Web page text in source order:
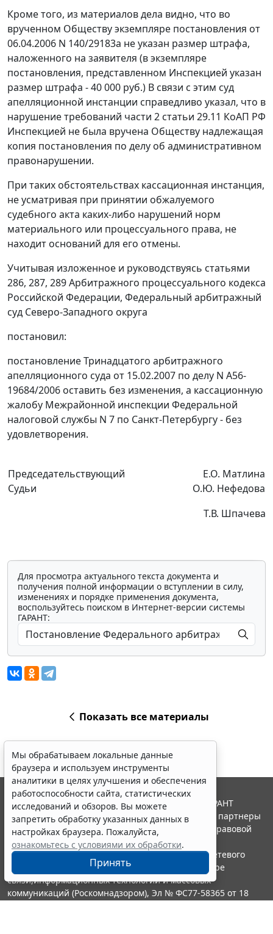
Кроме того, из материалов дела видно, что во
врученном Обществу экземпляре постановления от
06.04.2006 N 140/29183а не указан размер штрафа,
наложенного на заявителя (в экземпляре
постановления, представленном Инспекцией указан
размер штрафа - 40 000 руб.) В связи с этим суд
апелляционной инстанции справедливо указал, что в
нарушение требований части 2 статьи 29.11 КоАП РФ
Инспекцией не была вручена Обществу надлежащая
копия постановления по делу об административном
правонарушении.
При таких обстоятельствах кассационная инстанция,
не усматривая при принятии обжалуемого
судебного акта каких-либо нарушений норм
материального или процессуального права, не
находит оснований для его отмены.
Учитывая изложенное и руководствуясь статьями
286, 287, 289Арбитражного процессуального кодекса
Российской Федерации, Федеральный арбитражный
суд Северо-Западного округа
постановил:
постановление Тринадцатого арбитражного
апелляционного суда от 15.02.2007 по делу N А56-
19684/2006 оставить без изменения, а кассационную
жалобу Межрайонной инспекции Федеральной
налоговой службы N 7 по Санкт-Петербургу - без
удовлетворения.
Председательствующий
Судьи
Е.О. Матлина
О.Ю. Нефедова
Т.В. Шпачева
Для просмотра актуального текста документа и
получения полной информации о вступлении в силу,
изменениях и порядке применения документа,
воспользуйтесь поиском в Интернет-версии системы
ГАРАНТ:
Показать все материалы
Мы обрабатываем локальные данные
браузера и используем инструменты
аналитики в целях улучшения и обеспечения
работоспособности сайта, статистических
исследований и обзоров. Вы можете
запретить обработку указанных данных в
настройках браузера. Пожалуйста,
ознакомьтесь с условиями их обработки.
Принять
© ООО "НПП "ГАРАНТ-СЕРВИС", 2026. Система ГАРАНТ
выпускается с 1990 года. Компания "Гарант" и ее партнеры
являются участниками Российской ассоциации правовой
информации ГАРАНТ.
Портал ГАРАНТ.РУ зарегистрирован в качестве сетевого
издания Федеральной службой по надзору в сфере
связи,информационных технологий и массовых
коммуникаций (Роскомнадзором), Эл № ФС77-58365 от 18